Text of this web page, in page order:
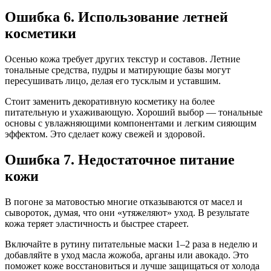
Ошибка 6. Использование летней
косметики
Осенью кожа требует других текстур и составов. Летние
тональные средства, пудры и матирующие базы могут
пересушивать лицо, делая его тусклым и уставшим.
Стоит заменить декоративную косметику на более
питательную и ухаживающую. Хороший выбор — тональные
основы с увлажняющими компонентами и легким сияющим
эффектом. Это сделает кожу свежей и здоровой.
Ошибка 7. Недостаточное питание
кожи
В погоне за матовостью многие отказываются от масел и
сывороток, думая, что они «утяжеляют» уход. В результате
кожа теряет эластичность и быстрее стареет.
Включайте в рутину питательные маски 1–2 раза в неделю и
добавляйте в уход масла жожоба, арганы или авокадо. Это
поможет коже восстановиться и лучше защищаться от холода